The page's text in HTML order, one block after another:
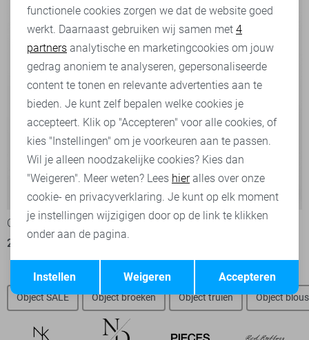
-50%
Object Trui
20,00
-20%
Object Trui
Object SALE Object broeken Object truien Object
Analytische cookies
Marketing cookies
Terug Opslaan
functionele cookies zorgen we dat de website goed
werkt. Daarnaast gebruiken wij samen met 4
partners analytische en marketingcookies om jouw
gedrag anoniem te analyseren, gepersonaliseerde
content te tonen en relevante advertenties aan te
bieden. Je kunt zelf bepalen welke cookies je
accepteert. Klik op "Accepteren" voor alle cookies, of
kies "Instellingen" om je voorkeuren aan te passen.
Wil je alleen noodzakelijke cookies? Kies dan
"Weigeren". Meer weten? Lees hieralles over onze
cookie- en privacyverklaring. Je kunt op elk moment
je instellingen wijzigigen door op de link te klikken
onder aan de pagina.
Accepteren
Weigeren
Instellen